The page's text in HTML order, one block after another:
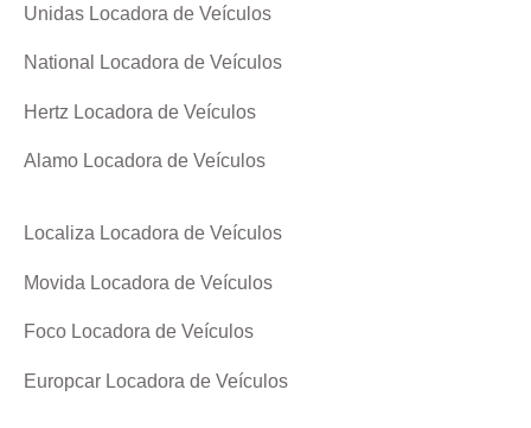
Unidas Locadora de Veículos
National Locadora de Veículos
Hertz Locadora de Veículos
Alamo Locadora de Veículos
Localiza Locadora de Veículos
Movida Locadora de Veículos
Foco Locadora de Veículos
Europcar Locadora de Veículos